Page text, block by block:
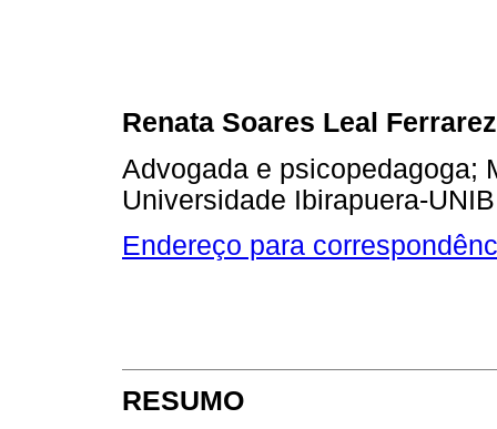
Renata Soares Leal
Advogada e psicopedagoga;
Universidade Ibirapuera-
Endereço para
RESUMO